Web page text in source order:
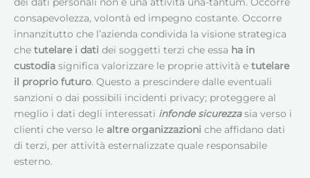
consapevolezza, volontà ed impegno costante. Occorre
innanzitutto che l’azienda condivida la visione strategica
che tutelare i dati dei soggetti terzi che essa ha in
custodia significa valorizzare le proprie attività e tutelare
il proprio futuro. Questo a prescindere dalle eventuali
sanzioni o dai possibili incidenti privacy; proteggere al
meglio i dati degli interessati infonde sicurezzasia verso i
clienti che verso le altre organizzazioni che affidano dati
di terzi, per attività esternalizzate quale responsabile
esterno.